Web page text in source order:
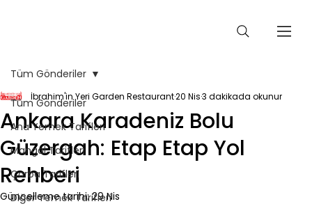
Tüm Gönderiler
Ana Yemek Tarifleri
Mangal Tarifleri
Çorba Tarifleri
Diğer Yemek Tarifleri
Tüm Gönderiler
Ankara Karadeniz Bolu
Güzergah: Etap Etap Yol
Rehberi
İbrahim'in Yeri Garden Restaurant20 Nis3 dakikada okunur
Güncelleme tarihi:29 Nis